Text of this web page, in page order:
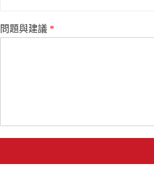
問題與建議 *